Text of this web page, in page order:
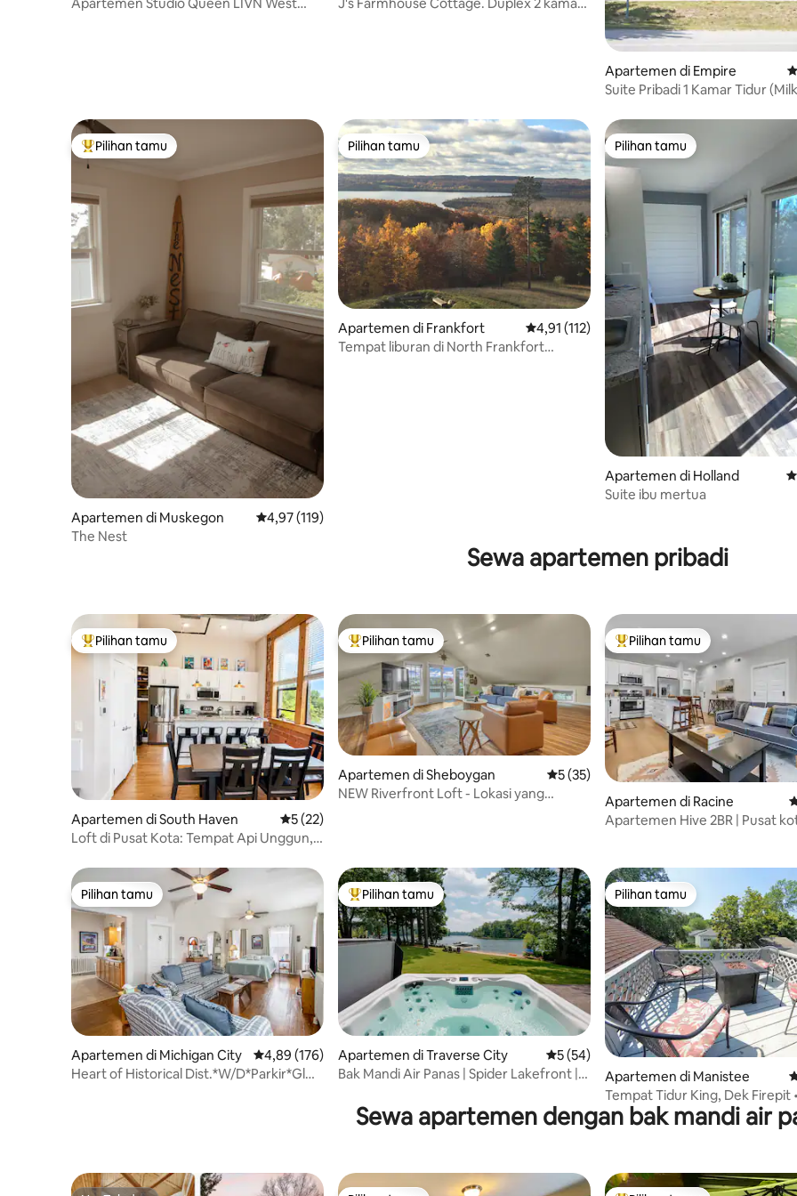
Apartemen di Empire
Suite Pribadi 1 Kamar Tidur (Milk
Pilihan tamu terpopuler
Pilihan tamu
Apartemen di Muskegon Nilai rata-rata 4,97 dari 5, 119 ulasan
4,97 (119)
The Nest
Pilihan tamu
Pilihan tamu
Apartemen di Frankfort Nilai rata-rata 4,91 dari 5, 112 ulasan
4,91 (112)
Tempat liburan di North Frankfort
Pilihan tamu
Pilihan tamu
Apartemen di Holland
Suite ibu mertua
Sewa apartemen pribadi
Pilihan tamu terpopuler
Pilihan tamu
Apartemen di South Haven Nilai rata-rata 5 dari 5, 22 ulasan
5 (22)
Loft di Pusat Kota: Tempat Api Unggun,
Bioskop, Gym
Pilihan tamu terpopuler
Pilihan tamu
Apartemen di Sheboygan Nilai rata-rata 5 dari 5, 35 ulasan
5 (35)
NEW Riverfront Loft - Lokasi yang
Pilihan tamu terpopuler
Pilihan tamu
Apartemen di Racine
Apartemen Hive 2BR | Pusat
Pilihan tamu
Pilihan tamu
Apartemen di Michigan City Nilai rata-rata 4,89 dari 5, 176 ulasan
4,89 (176)
Heart of Historical Dist.*W/D*Parkir*Gl
Pilihan tamu terpopuler
Pilihan tamu
Apartemen di Traverse City Nilai rata-rata 5 dari 5, 54 ulasan
5 (54)
Bak Mandi Air Panas | Spider Lakefront |
Pilihan tamu
Pilihan tamu
Apartemen di Manistee
Tempat Tidur King, Dek Firepit
kaki ke Pantai & Pusat Kota
Sewa apartemen dengan bak mandi air